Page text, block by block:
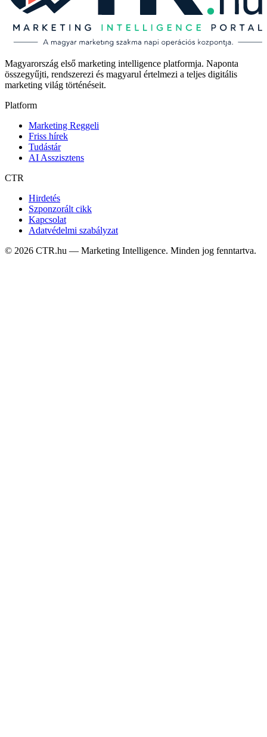
Magyarország első marketing intelligence platformja. Naponta
összegyűjti, rendszerezi és magyarul értelmezi a teljes digitális
marketing világ történéseit.
Platform
Marketing Reggeli
Friss hírek
Tudástár
AI Asszisztens
CTR
Hirdetés
Szponzorált cikk
Kapcsolat
Adatvédelmi szabályzat
© 2026 CTR.hu — Marketing Intelligence. Minden jog fenntartva.